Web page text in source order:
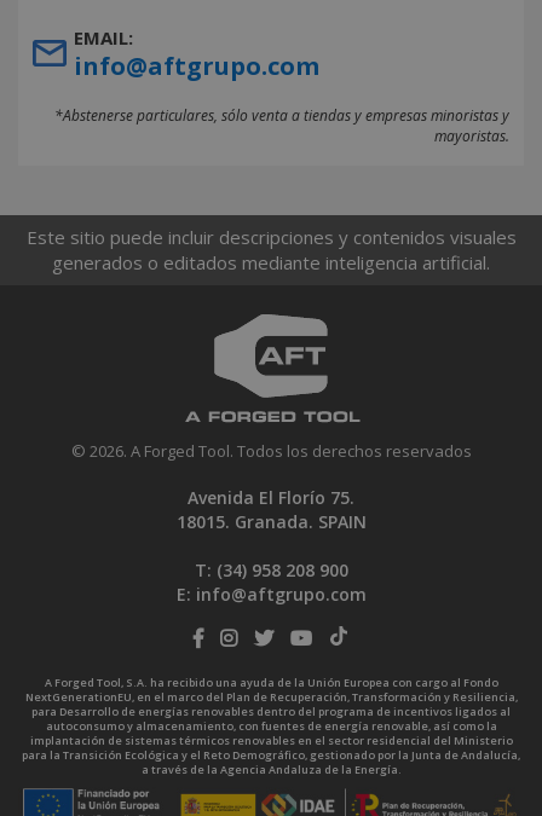
EMAIL:
info@aftgrupo.com
*Abstenerse particulares, sólo venta a tiendas y empresas minoristas y
mayoristas.
Este sitio puede incluir descripciones y contenidos visuales
generados o editados mediante inteligencia artificial.
© 2026. A Forged Tool. Todos los derechos reservados
Avenida El Florío 75.
18015. Granada. SPAIN
T: (34) 958 208 900
E: info@aftgrupo.com
A Forged Tool, S.A. ha recibido una ayuda de la Unión Europea con cargo al Fondo
NextGenerationEU, en el marco del Plan de Recuperación, Transformación y Resiliencia,
para Desarrollo de energías renovables dentro del programa de incentivos ligados al
autoconsumo y almacenamiento, con fuentes de energía renovable, así como la
implantación de sistemas térmicos renovables en el sector residencial del Ministerio
para la Transición Ecológica y el Reto Demográfico, gestionado por la Junta de Andalucía,
a través de la Agencia Andaluza de la Energía.